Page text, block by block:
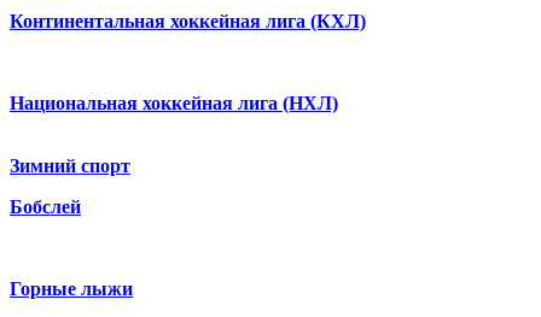
Континентальная хоккейная лига (КХЛ)
Национальная хоккейная лига (НХЛ)
Зимний спорт
Бобслей
Горные лыжи